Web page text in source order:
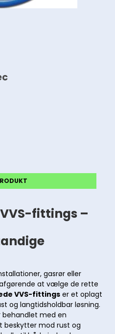
fittings –
gasrør eller
at vælge de rette
VVS-fittingser et oplagt
og langtidsholdbar løsning.
behandlet med en
beskytter mod rust og